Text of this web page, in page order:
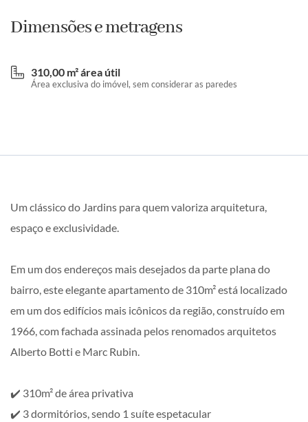
Dimensões e metragens
310,00 m² área útil
Área exclusiva do imóvel, sem considerar as paredes
Um clássico do Jardins para quem valoriza arquitetura,
espaço e exclusividade.
Em um dos endereços mais desejados da parte plana do
bairro, este elegante apartamento de 310m² está localizado
em um dos edifícios mais icônicos da região, construído em
1966, com fachada assinada pelos renomados arquitetos
Alberto Botti e Marc Rubin.
✔️ 310m² de área privativa
✔️ 3 dormitórios, sendo 1 suíte espetacular